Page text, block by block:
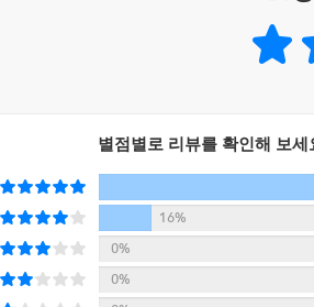
별점별로 리뷰를 확인해 보세
16%
0%
0%